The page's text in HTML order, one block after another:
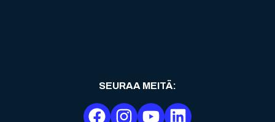
SEURAA MEITÄ: